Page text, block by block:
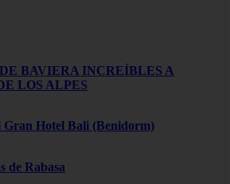
BAVIERA INCREÍBLES A
LOS ALPES
Hotel Bali (Benidorm)
de Rabasa